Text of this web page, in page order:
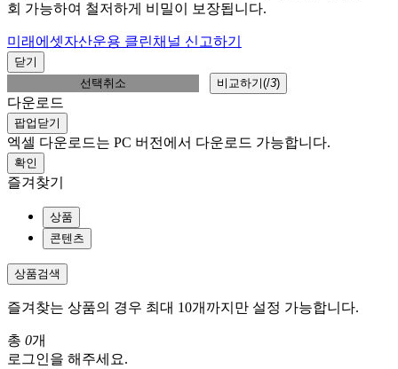
회 가능하여 철저하게 비밀이 보장됩니다.
미래에셋자산운용 클린채널 신고하기
닫기
선택취소
비교하기(/3)
다운로드
팝업닫기
엑셀 다운로드는 PC 버전에서 다운로드 가능합니다.
확인
즐겨찾기
상품
콘텐츠
상품검색
즐겨찾는 상품의 경우 최대 10개까지만 설정 가능합니다.
총 0개
로그인을 해주세요.